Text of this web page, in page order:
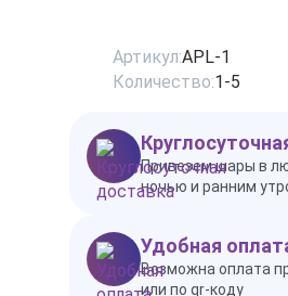
Артикул:APL-1
Количество:1-5
Привезем шары в
ночью и ранним
Удобная
Возможна оплата
или по qr-коду